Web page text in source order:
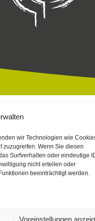
wir Technologien wie
zuzugreifen. Wenn Sie diesen
Surfverhalten oder eindeutige
nicht erteilen oder
beeinträchtigt werden.
Voreinstellungen
Stefan Leitner– mit
Verein Arche Noah,